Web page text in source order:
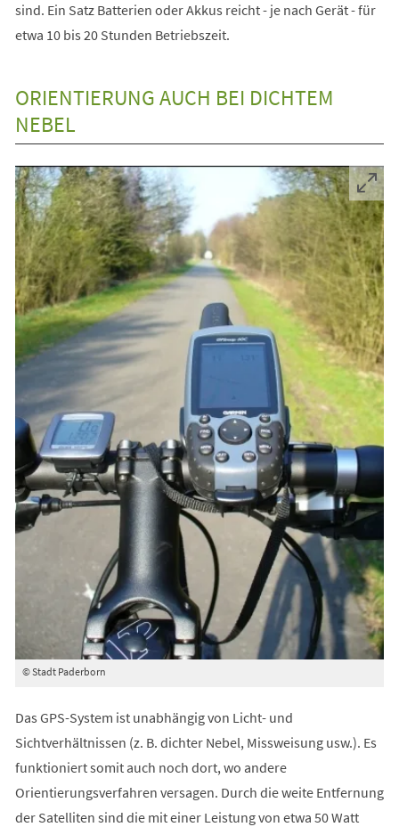
sind. Ein Satz Batterien oder Akkus reicht - je nach Gerät - für
etwa 10 bis 20 Stunden Betriebszeit.
ORIENTIERUNG AUCH BEI DICHTEM
NEBEL
© Stadt Paderborn
Das GPS-System ist unabhängig von Licht- und
Sichtverhältnissen (z. B. dichter Nebel, Missweisung usw.). Es
funktioniert somit auch noch dort, wo andere
Orientierungsverfahren versagen. Durch die weite Entfernung
der Satelliten sind die mit einer Leistung von etwa 50 Watt